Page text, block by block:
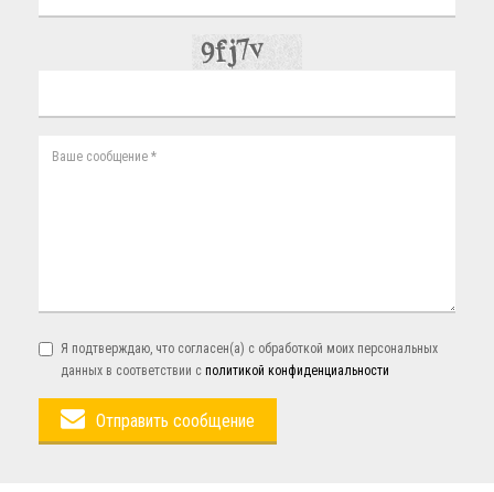
Я подтверждаю, что согласен(а) с обработкой моих персональных
данных в соответствии с политикой конфиденциальности
Отправить сообщение